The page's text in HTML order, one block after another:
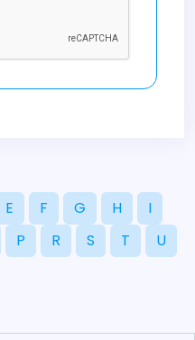
E F G H
I
P R S T
U